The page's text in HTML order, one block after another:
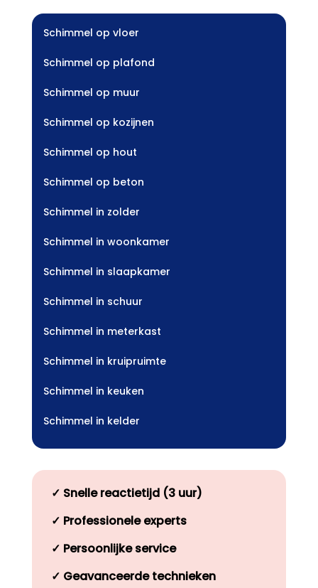
Schimmel op vloer
Schimmel op plafond
Schimmel op muur
Schimmel op kozijnen
Schimmel op hout
Schimmel op beton
Schimmel in zolder
Schimmel in woonkamer
Schimmel in slaapkamer
Schimmel in schuur
Schimmel in meterkast
Schimmel in kruipruimte
Schimmel in keuken
Schimmel in kelder
✓ Snelle reactietijd (3 uur)
✓ Professionele experts
✓ Persoonlijke service
✓ Geavanceerde technieken